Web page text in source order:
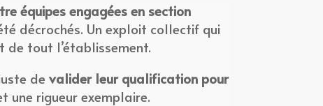
équipes engagées en section
décrochés. Un exploit collectif qui
de tout l’établissement.
devalider leur qualification pour
une rigueur exemplaire.